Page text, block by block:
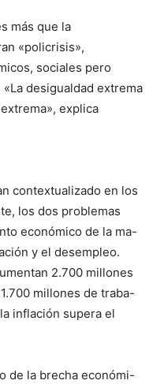
más que la
«policrisis»,
sociales pero
desigualdad extrema
explica
contextualizado en los
los dos problemas
económico de la ma-
y el desempleo.
2.700 millones
millones de traba-
inflación supera el
de la brecha económi-